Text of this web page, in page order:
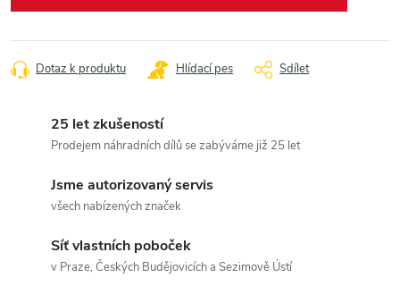
Dotaz k produktu Hlídací pes Sdílet
25 let zkušeností
Prodejem náhradních dílů se zabýváme již 25 let
Jsme autorizovaný servis
všech nabízených značek
Síť vlastních poboček
v Praze, Českých Budějovicích a Sezimově Ústí